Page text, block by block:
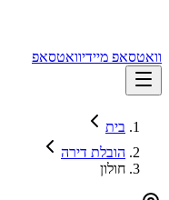
וואטסאפ מיידיוואטסאפ
בית
הובלת דירה
חולון